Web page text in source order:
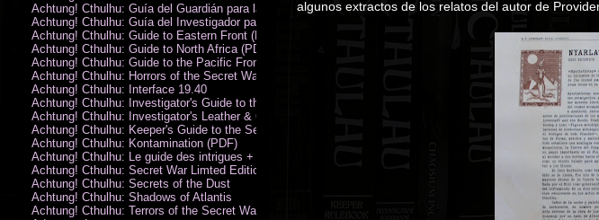
algunos extractos de los relatos del autor de
Achtung! Cthulhu: Guía del Guardián para la Guerra Secreta
Achtung! Cthulhu: Guía del Investigador para la Guerra Secreta
Achtung! Cthulhu: Guide to Eastern Front (PDF)
Achtung! Cthulhu: Guide to North Africa (PDF)
Achtung! Cthulhu: Guide to the Pacific Front
Achtung! Cthulhu: Horrors of the Secret War
Achtung! Cthulhu: Interface 19.40
Achtung! Cthulhu: Investigator's Guide to the Secret War
Achtung! Cthulhu: Investigator's Leather & Canvas Bag
Achtung! Cthulhu: Keeper's Guide to the Secret War
Achtung! Cthulhu: Kontamination (PDF)
Achtung! Cthulhu: Le guide des intrigues + ecran
Achtung! Cthulhu: Secret War Limted Edition Book
Achtung! Cthulhu: Secrets of the Dust
Achtung! Cthulhu: Shadows of Atlantis
Achtung! Cthulhu: Terrors of the Secret War